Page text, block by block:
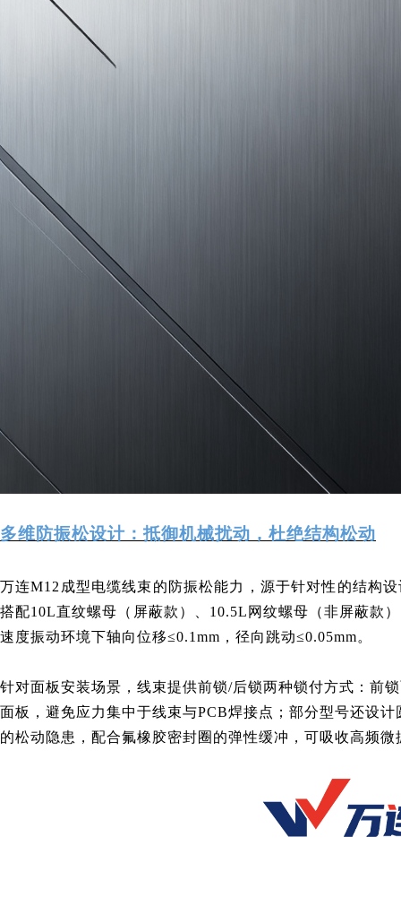
多维防振松设计：抵御机械扰动，杜绝结构松动
万连M12成型电缆线束 的防振松能力，源于针对性的结构
搭配10L直纹螺母（屏蔽款）、10.5L网纹螺母（非屏蔽款
速度振动环境下轴向位移≤0.1mm，径向跳动≤0.05mm。
针对面板安装场景，线束提供前锁/后锁两种锁付方式：前
面板，避免应力集中于线束与PCB焊接点；部分型号还设
的松动隐患，配合氟橡胶密封圈的弹性缓冲，可吸收高频